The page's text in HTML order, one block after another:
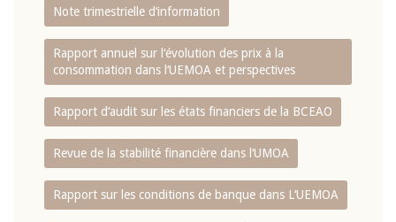
Note trimestrielle d‘information
Rapport annuel sur l‘évolution des prix à la
consommation dans l‘UEMOA et perspectives
Rapport d‘audit sur les états financiers de la BCEAO
Revue de la stabilité financière dans l‘UMOA
Rapport sur les conditions de banque dans L‘UEMOA